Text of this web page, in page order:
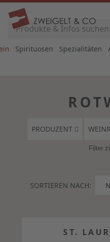
Spirituosen Spezialitäten
PRODUZENT
Filter
SORTIEREN NACH:
ST.